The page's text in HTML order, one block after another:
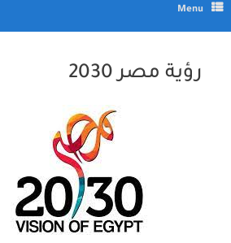
Menu
رؤية مصر 2030